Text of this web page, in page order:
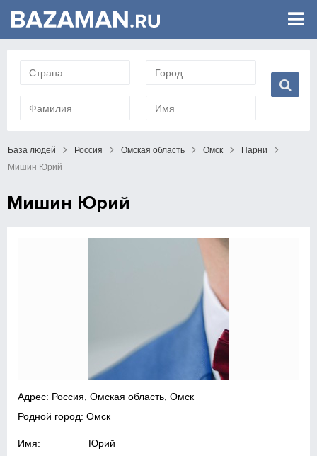
База людей Россия Омская область Омск
Парни
Мишин Юрий
Мишин Юрий
Адрес: Россия, Омская область, Омск
Родной город: Омск
Имя: Юрий